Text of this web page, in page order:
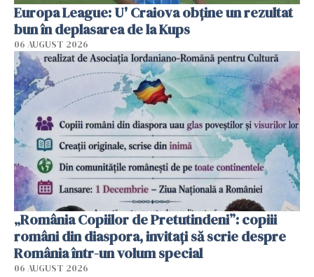
Europa League: U' Craiova obține un rezultat
bun în deplasarea de la Kups
06 AUGUST 2026
„România Copiilor de Pretutindeni”: copiii
români din diaspora, invitați să scrie despre
România într-un volum special
06 AUGUST 2026